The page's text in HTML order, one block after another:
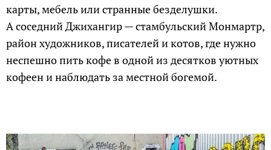
карты, мебель или странные безделушки.
А соседний Джихангир — стамбульский Монмартр,
район художников, писателей и котов, где нужно
неспешно пить кофе в одной из десятков уютных
кофеен и наблюдать за местной богемой.